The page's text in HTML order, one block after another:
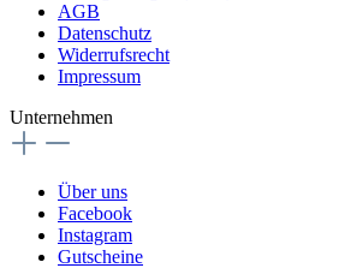
AGB
Datenschutz
Widerrufsrecht
Impressum
Unternehmen
Über uns
Facebook
Instagram
Gutscheine